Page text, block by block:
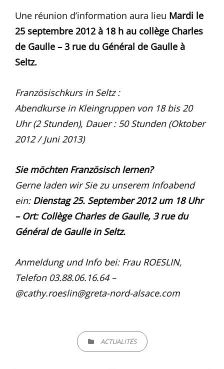
Une réunion d’information aura lieu Mardi le
25 septembre 2012 à 18 h au collège Charles
de Gaulle – 3 rue du Général de Gaulle à
Seltz.
Französischkurs in Seltz :
Abendkurse in Kleingruppen von 18 bis 20
Uhr (2 Stunden), Dauer : 50 Stunden (Oktober
2012 / Juni 2013)
Sie möchten Französisch lernen?
Gerne laden wir Sie zu unserem Infoabend
ein: Dienstag 25. September 2012 um 18 Uhr
– Ort: Collège Charles de Gaulle, 3 rue du
Général de Gaulle in Seltz.
Anmeldung und Info bei: Frau ROESLIN,
Telefon 03.88.06.16.64 –
@cathy.roeslin@greta-nord-alsace.com
CATEGORIESACTUALITÉS